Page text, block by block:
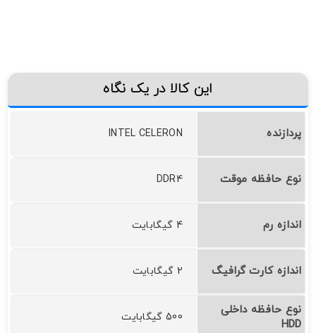
این کالا در یک نگاه
پردازنده INTEL CELERON
نوع حافظه موقت DDR4
اندازه رم 4 گیگابایت
اندازه کارت گرافیگ 2 گیگابایت
نوع حافظه داخلی
HDD
500 گیگابایت